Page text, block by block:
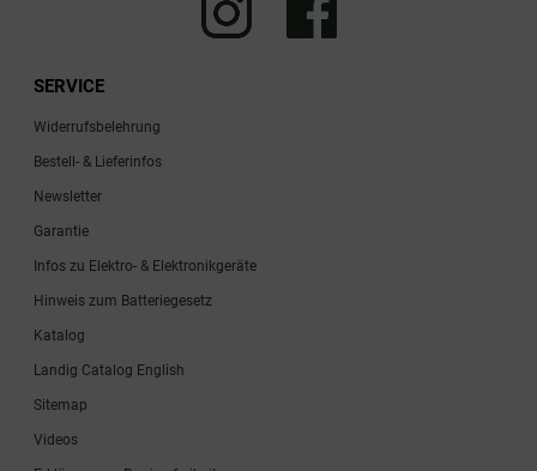
SERVICE
Widerrufsbelehrung
Bestell- & Lieferinfos
Newsletter
Garantie
Infos zu Elektro- & Elektronikgeräte
Hinweis zum Batteriegesetz
Katalog
Landig Catalog English
Sitemap
Videos